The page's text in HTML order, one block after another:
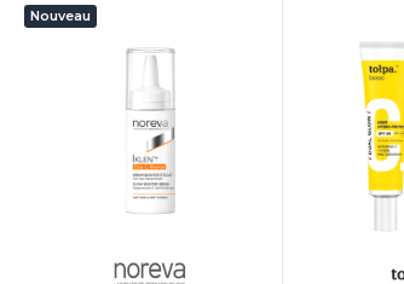
Nouveau